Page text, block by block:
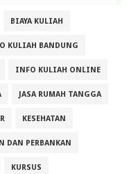
BIAYA KULIAH
KULIAH BANDUNG
INFO KULIAH ONLINE
JASA RUMAH TANGGA
KESEHATAN
DAN PERBANKAN
KURSUS